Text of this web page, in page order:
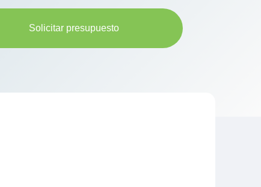
Solicitar presupuesto